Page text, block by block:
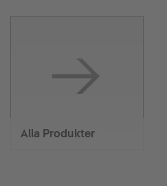
Alla Produkter